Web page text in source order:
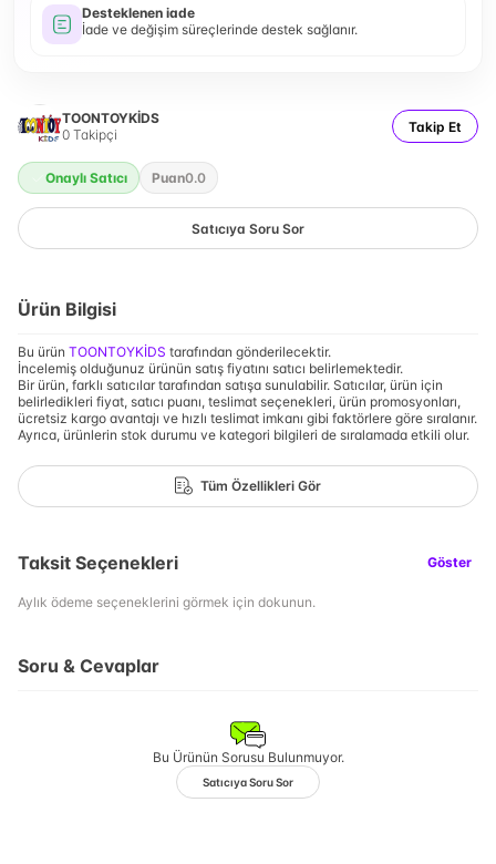
Desteklenen iade
İade ve değişim süreçlerinde destek sağlanır.
TOONTOYKİDS
0 Takipçi Takip Et
Onaylı Satıcı Puan0.0
Satıcıya Soru Sor
Ürün Bilgisi
Bu ürün TOONTOYKİDS tarafından gönderilecektir.
İncelemiş olduğunuz ürünün satış fiyatını satıcı belirlemektedir.
Bir ürün, farklı satıcılar tarafından satışa sunulabilir. Satıcılar, ürün için
belirledikleri fiyat, satıcı puanı, teslimat seçenekleri, ürün promosyonları,
ücretsiz kargo avantajı ve hızlı teslimat imkanı gibi faktörlere göre sıralanır.
Ayrıca, ürünlerin stok durumu ve kategori bilgileri de sıralamada etkili olur.
Tüm Özellikleri Gör
Taksit Seçenekleri Göster
Aylık ödeme seçeneklerini görmek için dokunun.
Soru & Cevaplar
Bu Ürünün Sorusu Bulunmuyor.
Satıcıya Soru Sor